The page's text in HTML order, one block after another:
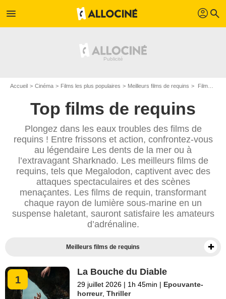
menu profil search
Accueil Cinéma Films les plus populaires Meilleurs films de requins Films avec des requins les plus populaires
Top films de requins
Plongez dans les eaux troubles des films de
requins ! Entre frissons et action, confrontez-vous
au légendaire Les dents de la mer ou à
l’extravagant Sharknado. Les meilleurs films de
requins, tels que Megalodon, captivent avec des
attaques spectaculaires et des scènes
menaçantes. Les films de requin, transformant
chaque rayon de lumière sous-marine en un
suspense haletant, sauront satisfaire les amateurs
d’adrénaline.
Meilleurs films de requins
1
La Bouche du Diable
29 juillet 2026 | 1h 45min | Epouvante-
horreur,Thriller